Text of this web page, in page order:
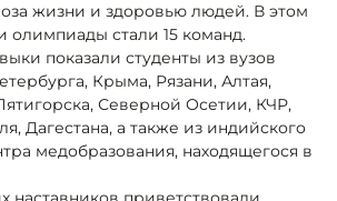
жизни и здоровью людей. В этом
олимпиады стали 15 команд.
показали студенты из вузов
Крыма, Рязани, Алтая,
Северной Осетии, КЧР,
Дагестана, а также из индийского
медобразования, находящегося в